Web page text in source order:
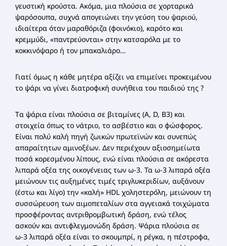
γευστική κρούστα. Ακόμα, μια πλούσια σε χορταρικά
ψαρόσουπα, συχνά απογειώνει την γεύση του ψαριού,
ιδιαίτερα όταν μαραθόριζα (φοινόκιο), καρότο και
κρεμμύδι, «παντρεύονται» στην κατσαρόλα με το
κοκκινόψαρο ή τον μπακαλιάρο…
Γιατί όμως η κάθε μητέρα αξίζει να επιμείνει προκειμένου
το ψάρι να γίνει διατροφική συνήθεια του παιδιού της ?
Tα ψάρια είναι πλούσια σε βιταμίνες (A, D, B3) και
στοιχεία όπως το νάτριο, το ασβέστιο και ο φώσφορος.
Eίναι πολύ καλή πηγή ζωικών πρωτεϊνών και συνεπώς
απαραίτητων αμινοξέων. Δεν περιέχουν αξιοσημείωτα
ποσά κορεσμένου λίπους, ενώ είναι πλούσια σε ακόρεστα
λιπαρά οξέα της οικογένειας των ω-3. Τα ω-3 λιπαρά οξέα
μειώνουν τις αυξημένες τιμές τριγλυκεριδίων, αυξάνουν
(έστω και λίγο) την «καλή» HDL χοληστερόλη, μειώνουν τη
συσσώρευση των αιμοπεταλίων στα αγγειακά τοιχώματα
προσφέροντας αντριθρομβωτική δράση, ενώ τέλος
ασκούν και αντιφλεγμονώδη δράση. Ψάρια πλούσια σε
ω-3 λιπαρά οξέα είναι το σκουμπρί, η ρέγκα, η πέστροφα,